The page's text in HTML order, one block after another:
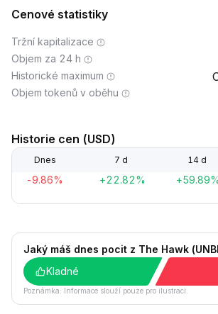
Cenové statistiky
Tržní kapitalizace
Objem za 24 h
Historické maximum
Objem tokenů v oběhu
Historie cen (USD)
Dnes 7 d 14 d
-9.86% +22.82% +59.89%
Jaký máš dnes pocit z The Hawk
Kladné
Poznámka: Informace slouží pouze pro ilustraci.